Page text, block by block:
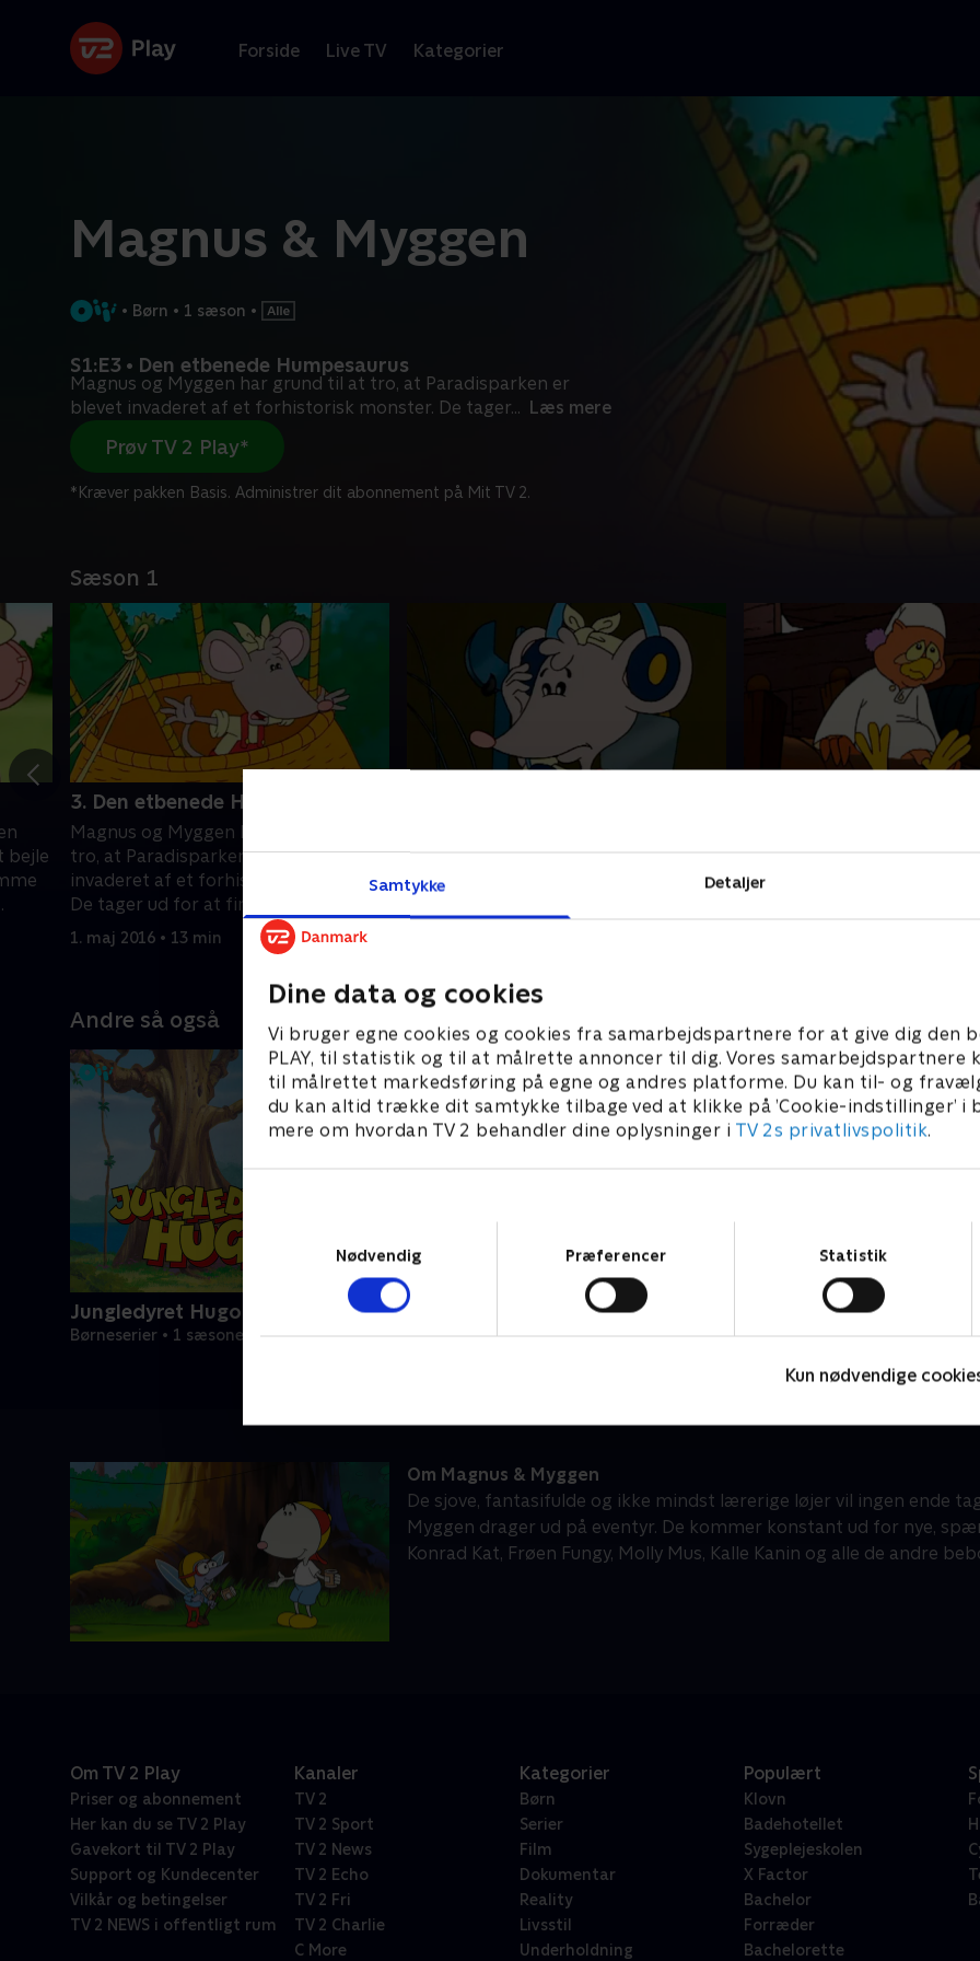
Samtykke Detaljer
Dine data og cookies
Vi bruger egne cookies og cookies fra samarbejdspartnere for at give dig den
PLAY, til statistik og til at målrette annoncer til dig. Vores samarbejdspartnere
til målrettet markedsføring på egne og andres platforme. Du kan til- og
du kan altid trække dit samtykke tilbage ved at klikke på ’Cookie-indstillinger’ i
mere om hvordan TV 2 behandler dine oplysninger i TV 2s privatlivspolitik.
Nødvendig
Præferencer Statistik
Kun nødvendige
Forside Live TV Kategorier
Magnus & Myggen
• Børn • 1 sæson •
S1:E3 • Den etbenede Humpesaurus
Magnus og Myggen har grund til at tro, at Paradisparken er
blevet invaderet af et forhistorisk monster. De tager... Læs mere
Prøv TV 2 Play*
*Kræver pakken Basis. Administrer dit abonnement på Mit TV 2.
Sæson 1
bejle
3. Den etbenede Humpesaurus
Magnus og Myggen har grund til at
tro, at Paradisparken er blevet
invaderet af et forhistorisk monster.
De tager ud for at finde det.
1. maj 2016 • 13 min
Hallofonen, der gør det meget lettere
at tale sammen. Det er alle glade for.
Paradisparken er
Andre så også
Jungledyret Hugo
Børneserier • 1 sæsoner
Stor & Lille
Om Magnus & Myggen
De sjove, fantasifulde og ikke mindst lærerige løjer vil ingen ende
Myggen drager ud på eventyr. De kommer konstant ud for nye,
Konrad Kat, Frøen Fungy, Molly Mus, Kalle Kanin og alle de andre
Om TV 2 Play
Priser og abonnement
Her kan du se TV 2 Play
Gavekort til TV 2 Play
Support og Kundecenter
Vilkår og betingelser
TV 2 NEWS i offentligt rum
Kanaler
TV 2
TV 2 Sport
TV 2 News
TV 2 Echo
TV 2 Fri
TV 2 Charlie
C More
Kategorier
Børn
Serier
Film
Dokumentar
Reality
Livsstil
Underholdning
Populært
Klovn
Badehotellet
Sygeplejeskolen
X Factor
Bachelor
Forræder
Bachelorette